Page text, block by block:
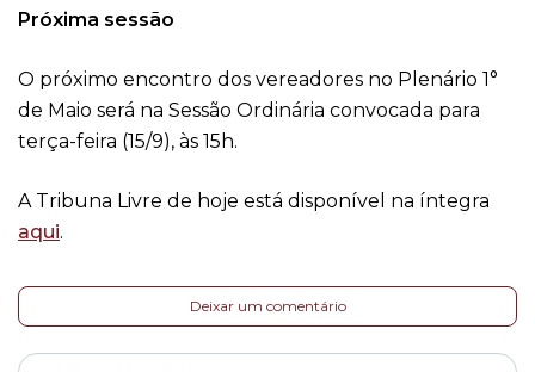
Próxima sessão
O próximo encontro dos vereadores no Plenário 1°
de Maio será na Sessão Ordinária convocada para
terça-feira (15/9), às 15h.
A Tribuna Livre de hoje está disponível na íntegra
aqui.
Deixar um comentário